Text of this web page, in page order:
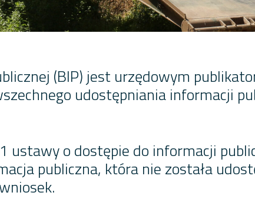
(BIP) jest urzędowym
udostępniania informacji
ustawy o dostępie do informacji
publiczna, która nie została